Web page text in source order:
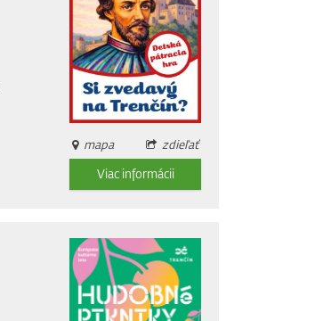
mapa
zdieľať
Viac informácii